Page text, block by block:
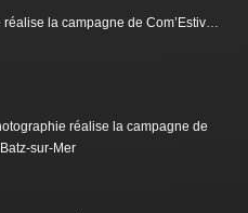
réalise la campagne de
sur-Mer